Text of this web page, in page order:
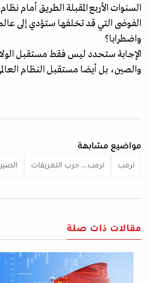
السنوات الأربع المقبلة الطريق أمام
الفوضى التي قد تخلفها ستؤدي إلى
واضطرابا؟
الإجابة ستحدد ليس فقط مستقبل
والصين، بل أيضا مستقبل النظام
مواضيع مشابهة
ترمب ترمب... حرب التعريفات
مقالات ذات صلة